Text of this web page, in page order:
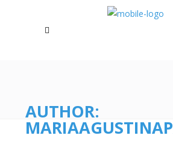
AUTHOR: